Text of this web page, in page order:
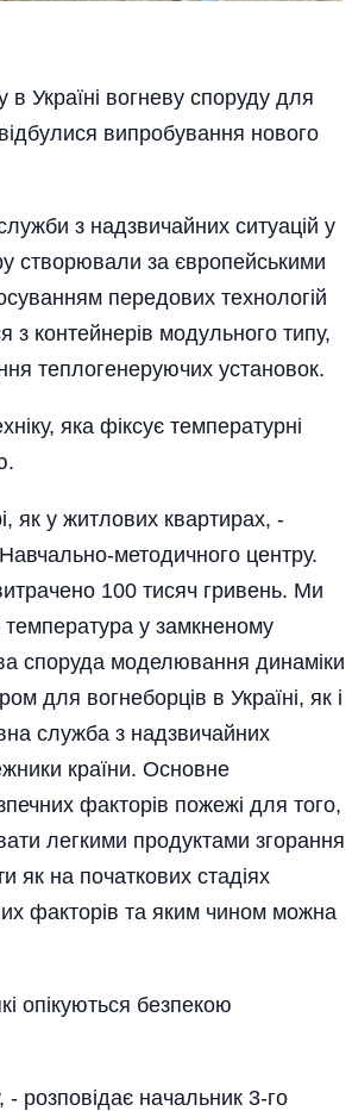
Україні вогневу споруду для
випробування нового
з надзвичайних ситуацій у
створювали за європейськими
передових технологій
контейнерів модульного типу,
теплогенеруючих установок.
яка фіксує температурні
як у житлових квартирах, -
методичного центру.
100 тисяч гривень. Ми
у замкненому
споруда моделювання динаміки
для вогнеборців в Україні, як і
служба з надзвичайних
країни. Основне
факторів пожежі для того,
легкими продуктами згорання
як на початкових стадіях
факторів та яким чином можна
опікуються безпекою
розповідає начальник 3-го